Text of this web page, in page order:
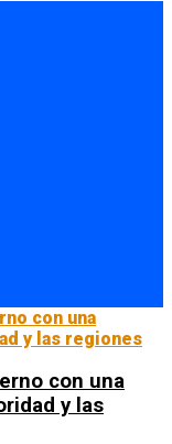
con una
y las